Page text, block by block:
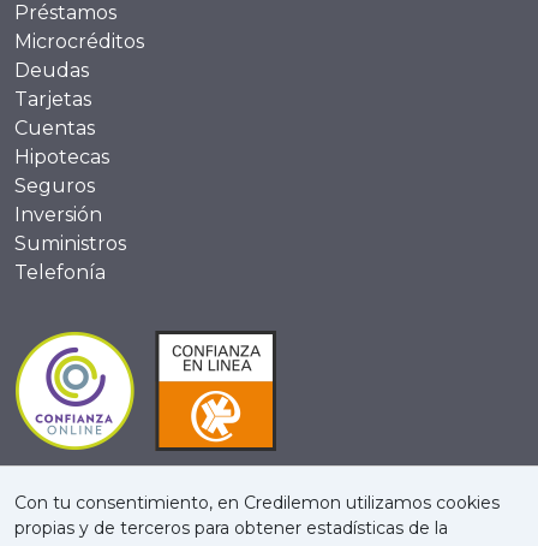
Préstamos
Microcréditos
Deudas
Tarjetas
Cuentas
Hipotecas
Seguros
Inversión
Suministros
Telefonía
Con tu consentimiento, en Credilemon utilizamos cookies
propias y de terceros para obtener estadísticas de la